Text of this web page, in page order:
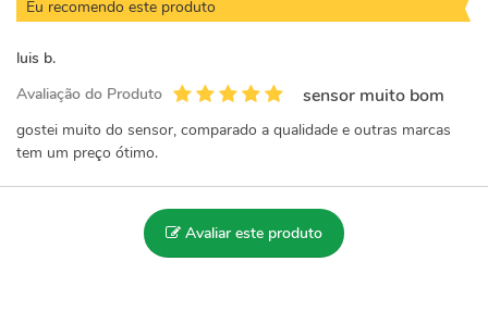
Eu recomendo este produto
luis b.
Avaliação do Produto
sensor muito bom
gostei muito do sensor, comparado a qualidade e outras marcas
tem um preço ótimo.
Avaliar este produto